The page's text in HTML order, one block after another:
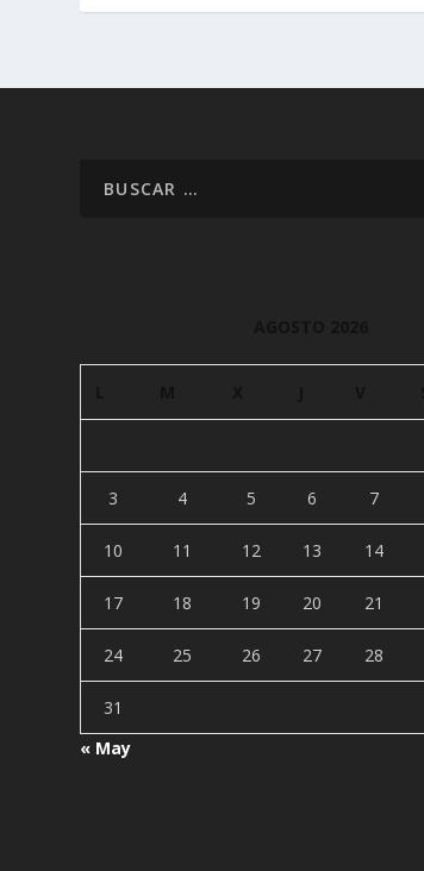
3 4 5 6 7
10 11 12 13 14
17 18 19 20 21
24 25 26 27 28
31
« May